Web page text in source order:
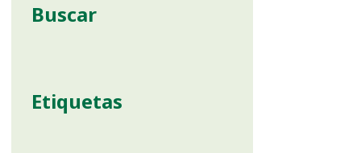
Buscar
Etiquetas